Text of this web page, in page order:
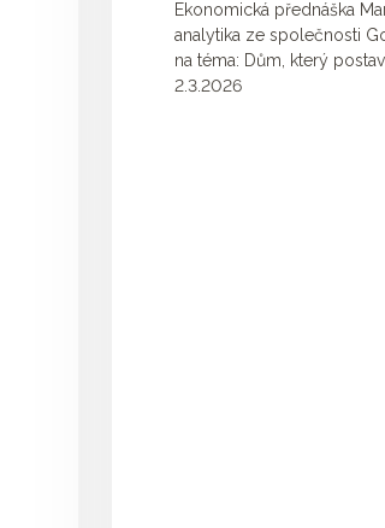
Ekonomická přednáška
analytika ze společnosti
na téma: Dům, který
2.3.2026